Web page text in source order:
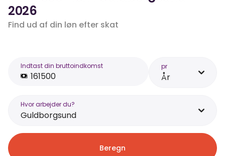
2026
Find ud af din løn efter skat
Indtast din bruttoindkomst pr
År
Hvor arbejder du?
Guldborgsund
Beregn